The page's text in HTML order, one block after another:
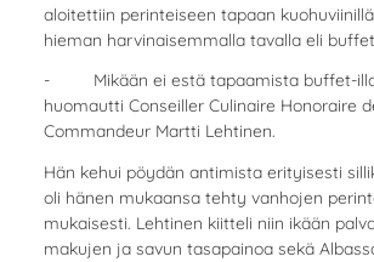
aloitettiin perinteiseen tapaan
hieman harvinaisemmalla tavalla eli
- Mikään ei estä tapaamista buffet-
huomautti Conseiller Culinaire Honoraire
Commandeur Martti Lehtinen.
Hän kehui pöydän antimista erityisesti
oli hänen mukaansa tehty vanhojen
mukaisesti. Lehtinen kiitteli niin ikään
makujen ja savun tasapainoa sekä